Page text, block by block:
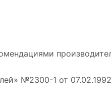
№2300-1 от 07.02.1992